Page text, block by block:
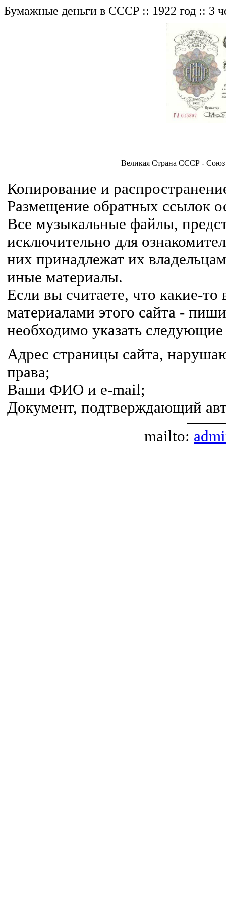
Бумажные деньги в СССР :: 1922 год :: 3
Великая Страна СССР - Союз
Копирование и
Размещение обратных ссылок
Все музыкальные файлы,
исключительно для
них принадлежат их
иные материалы.
Если вы считаете, что какие-
материалами этого сайта -
необходимо указать
Адрес страницы сайта,
права;
Ваши ФИО и e-mail;
Документ, подтверждающий
mailto: